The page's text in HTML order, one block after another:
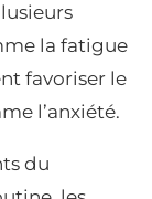
la fatigue
favoriser le
l’anxiété.
du